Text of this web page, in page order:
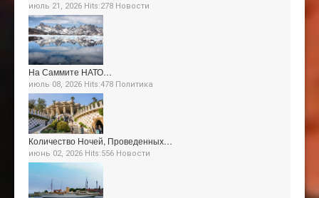
июль 21, 2026 Hits:278 Новости
На Саммите НАТО…
июль 08, 2026 Hits:478 Политика
Количество Ночей, Проведенных…
июнь 02, 2026 Hits:556 Новости